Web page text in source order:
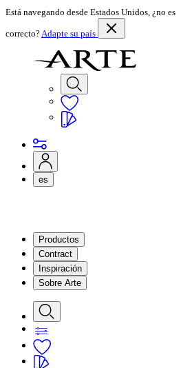
Está navegando desde Estados Unidos, ¿no es
correcto?Adapte su país
es
Productos
Contract
Inspiración
Sobre Arte